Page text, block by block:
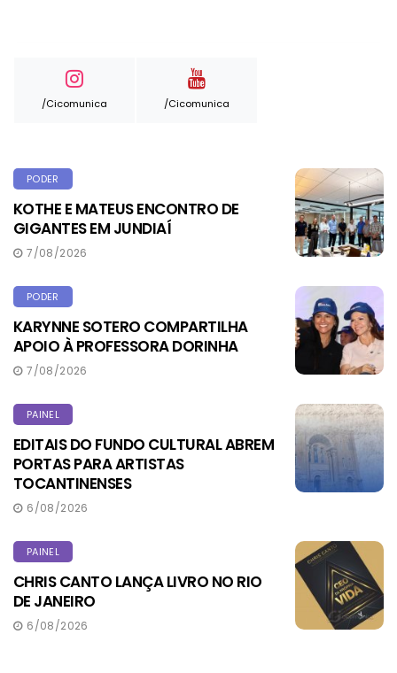
/cicomunica /cicomunica
PODER
KOTHE E MATEUS ENCONTRO DE
GIGANTES EM JUNDIAÍ
7/08/2026
PODER
KARYNNE SOTERO COMPARTILHA
APOIO À PROFESSORA DORINHA
7/08/2026
PAINEL
EDITAIS DO FUNDO CULTURAL ABREM
PORTAS PARA ARTISTAS
TOCANTINENSES
6/08/2026
PAINEL
CHRIS CANTO LANÇA LIVRO NO RIO
DE JANEIRO
6/08/2026